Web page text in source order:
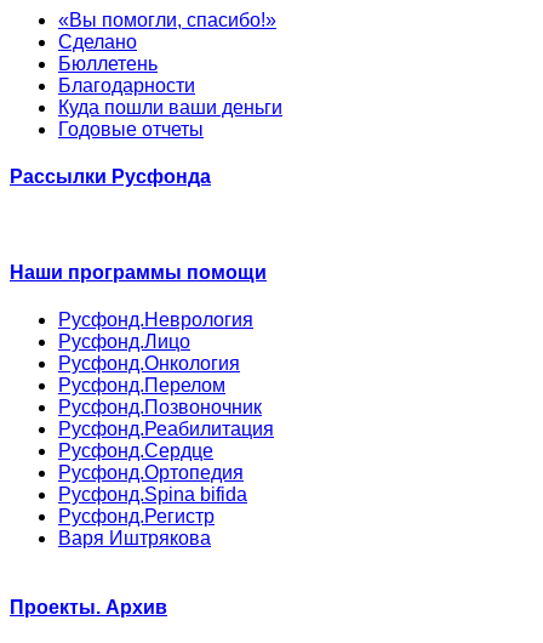
«Вы помогли, спасибо!»
Сделано
Бюллетень
Благодарности
Куда пошли ваши деньги
Годовые отчеты
Рассылки Русфонда
Наши программы помощи
Русфонд.Неврология
Русфонд.Лицо
Русфонд.Онкология
Русфонд.Перелом
Русфонд.Позвоночник
Русфонд.Реабилитация
Русфонд.Сердце
Русфонд.Ортопедия
Русфонд.Spina bifida
Русфонд.Регистр
Варя Иштрякова
Проекты. Архив